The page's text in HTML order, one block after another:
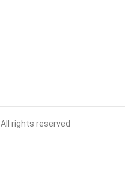
. All rights reserved